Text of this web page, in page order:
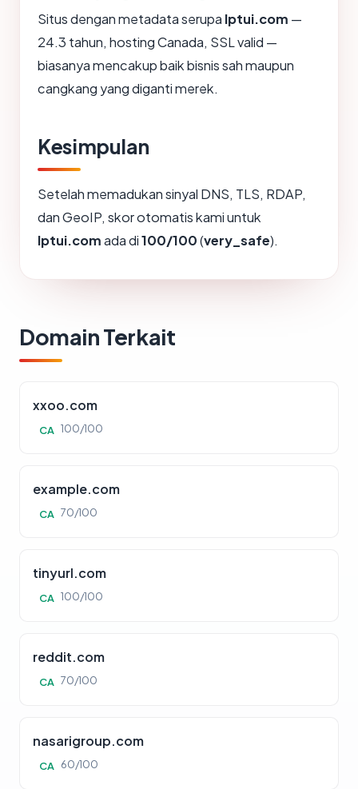
Situs dengan metadata serupa lptui.com —
24.3 tahun, hosting Canada, SSL valid —
biasanya mencakup baik bisnis sah maupun
cangkang yang diganti merek.
Kesimpulan
Setelah memadukan sinyal DNS, TLS, RDAP,
dan GeoIP, skor otomatis kami untuk
lptui.comada di100/100(very_safe).
Domain Terkait
xxoo.com
CA 100/100
example.com
CA 70/100
tinyurl.com
CA 100/100
reddit.com
CA 70/100
nasarigroup.com
CA 60/100